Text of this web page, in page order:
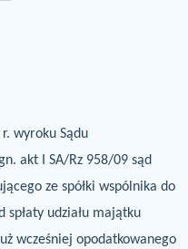
wyroku Sądu
akt I SA/Rz 958/09 sąd
ze spółki wspólnika do
spłaty udziału majątku
wcześniej opodatkowanego